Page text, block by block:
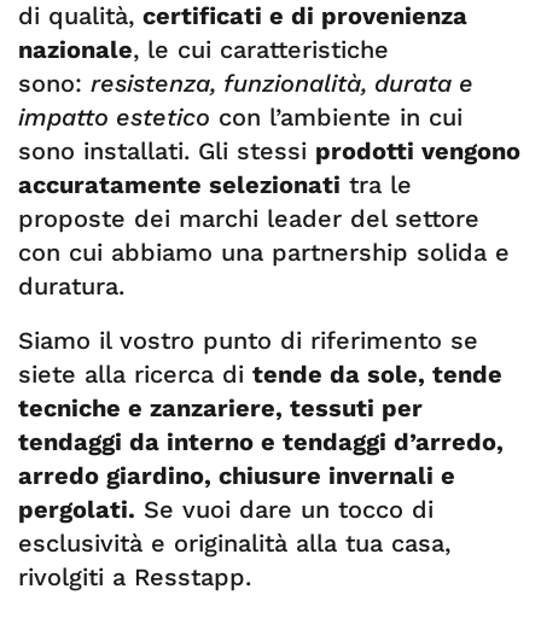
di qualità, certificati e di provenienza
nazionale, le cui caratteristiche
sono: resistenza, funzionalità, durata e
impatto estetico con l’ambiente in cui
sono installati. Gli stessi prodotti vengono
accuratamente selezionati tra le
proposte dei marchi leader del settore
con cui abbiamo una partnership solida e
duratura.
Siamo il vostro punto di riferimento se
siete alla ricerca di tende da sole, tende
tecniche e zanzariere, tessuti per
tendaggi da interno e tendaggi d’arredo,
arredo giardino, chiusure invernali e
pergolati. Se vuoi dare un tocco di
esclusività e originalità alla tua casa,
rivolgiti a Resstapp.